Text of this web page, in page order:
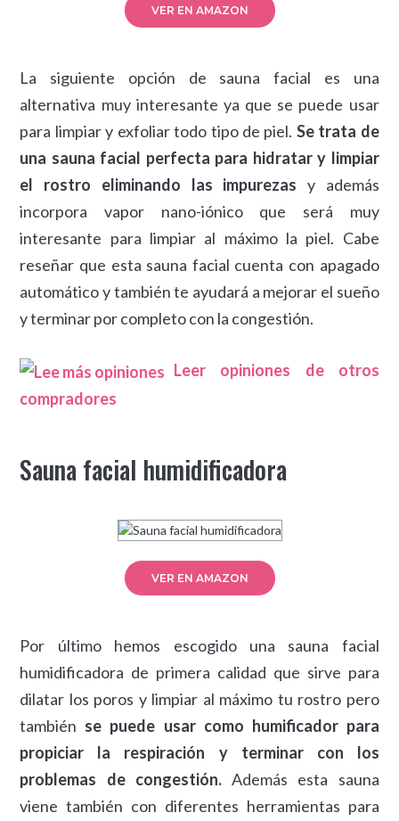
VER EN AMAZON
La siguiente opción de sauna facial es una
alternativa muy interesante ya que se puede usar
para limpiar y exfoliar todo tipo de piel. Se trata de
una sauna facial perfecta para hidratar y limpiar
el rostro eliminando las impurezas y además
incorpora vapor nano-iónico que será muy
interesante para limpiar al máximo la piel. Cabe
reseñar que esta sauna facial cuenta con apagado
automático y también te ayudará a mejorar el sueño
y terminar por completo con la congestión.
Leer opiniones de otros
compradores
Sauna facial humidificadora
VER EN AMAZON
Por último hemos escogido una sauna facial
humidificadora de primera calidad que sirve para
dilatar los poros y limpiar al máximo tu rostro pero
también se puede usar como humificador para
propiciar la respiración y terminar con los
problemas de congestión.Además esta sauna
viene también con diferentes herramientas para